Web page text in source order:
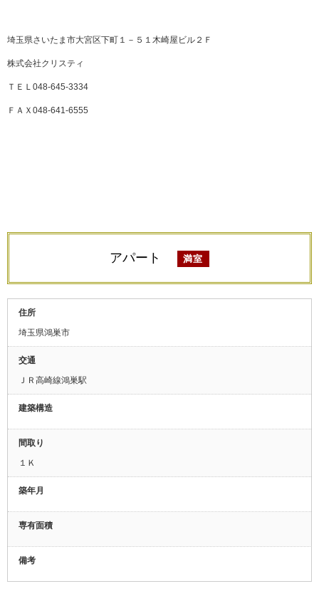
埼玉県さいたま市大宮区下町１－５１木崎屋ビル２Ｆ
株式会社クリスティ
ＴＥＬ048-645-3334
ＦＡＸ048-641-6555
アパート 満室
住所
埼玉県鴻巣市
交通
ＪＲ高崎線鴻巣駅
建築構造
間取り
１Ｋ
築年月
専有面積
備考